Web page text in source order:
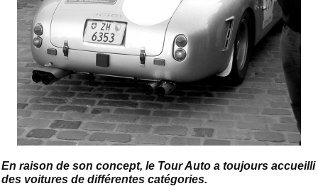
En raison de son concept, le Tour Auto a toujours accueilli
des voitures de différentes catégories.